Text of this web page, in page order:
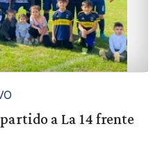
a La 14 frente